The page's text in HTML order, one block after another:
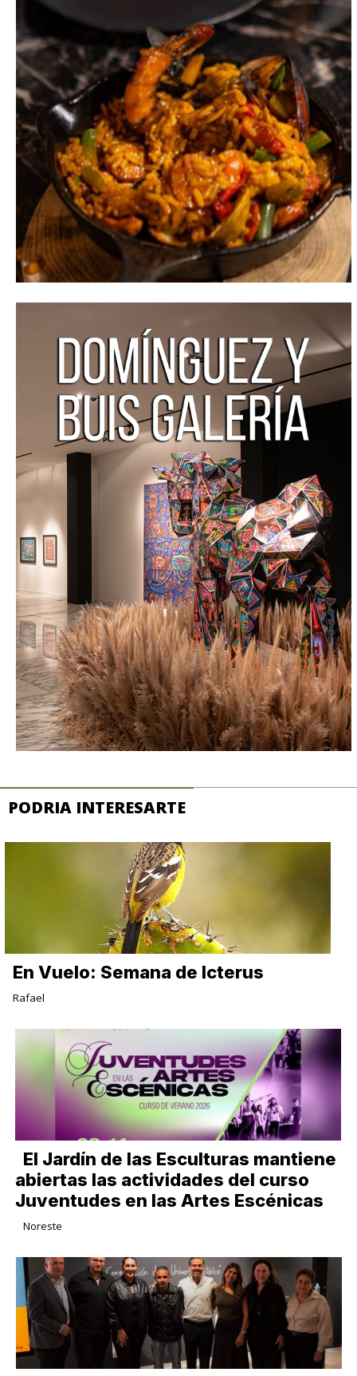
PODRIA INTERESARTE
En Vuelo: Semana de Icterus
Rafael
El Jardín de las Esculturas mantiene
abiertas las actividades del curso
Juventudes en las Artes Escénicas
Noreste